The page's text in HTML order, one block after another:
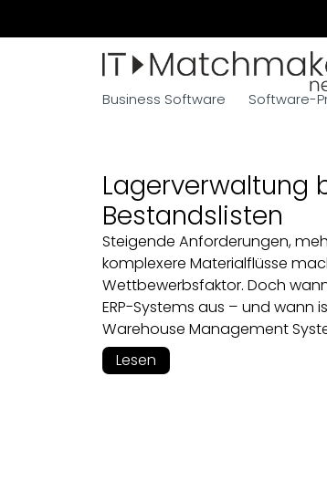
Business Software Software-
Lagerverwaltung
Bestandslisten
Steigende Anforderungen,
komplexere Materialflüsse
Wettbewerbsfaktor. Doch
ERP-Systems aus – und wann
Warehouse Management
Lesen